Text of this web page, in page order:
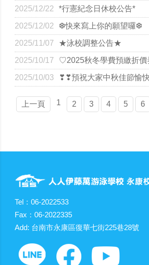
2025/12/22 *行憲紀念日休校公告*
2025/12/02 ❆快來寫上你的願望囉❆
2025/11/07 ★泳校調整公告★
2025/10/17 ♡2025秋冬學費預繳折
2025/10/03 ❣❣預祝大家中秋佳節愉
上一頁 1 2 3 4 5 6
Tel：06-2022533
Fax：06-2022335
Add: 台南市永康區復華七街225巷28號